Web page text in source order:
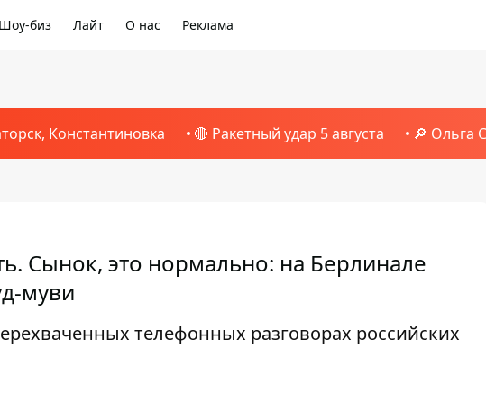
Шоу-биз Лайт О нас Реклама
Константиновка 🔴 Ракетный удар 5 августа 🔎 Ольга
Сынок, это нормально: на Берлинале
муви
телефонных разговорах российских